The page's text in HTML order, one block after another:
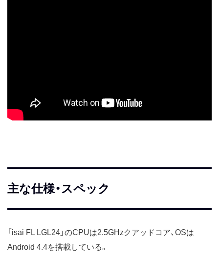
主な仕様・スペック
「isai FL LGL24」のCPUは2.5GHzクアッドコア、OSは
Android 4.4を搭載している。